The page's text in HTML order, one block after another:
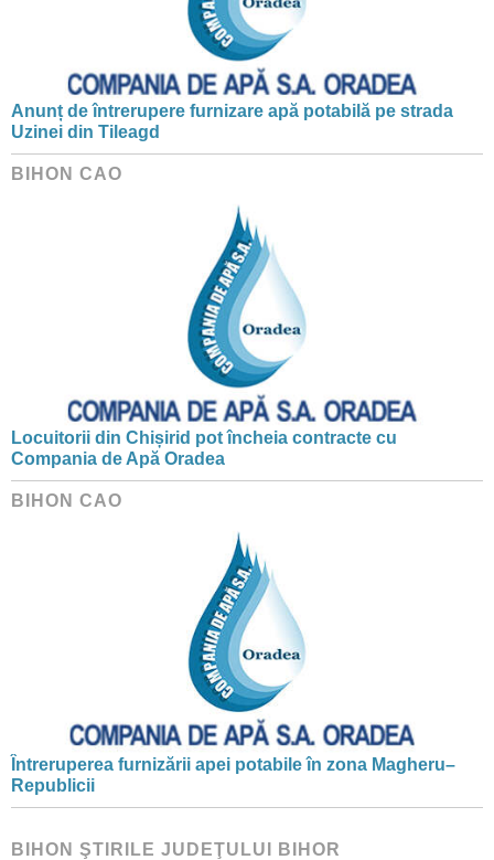
Anunț de întrerupere furnizare apă potabilă pe strada
Uzinei din Tileagd
BIHON CAO
Locuitorii din Chișirid pot încheia contracte cu
Compania de Apă Oradea
BIHON CAO
Întreruperea furnizării apei potabile în zona Magheru–
Republicii
BIHON ŞTIRILE JUDEŢULUI BIHOR